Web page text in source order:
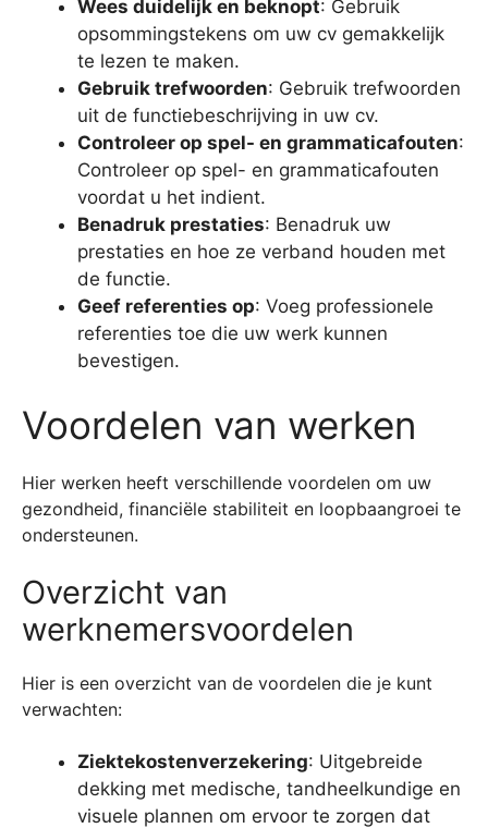
Wees duidelijk en beknopt: Gebruik
opsommingstekens om uw cv gemakkelijk
te lezen te maken.
Gebruik trefwoorden: Gebruik trefwoorden
uit de functiebeschrijving in uw cv.
Controleer op spel- en grammaticafouten:
Controleer op spel- en grammaticafouten
voordat u het indient.
Benadruk prestaties: Benadruk uw
prestaties en hoe ze verband houden met
de functie.
Geef referenties op: Voeg professionele
referenties toe die uw werk kunnen
bevestigen.
Voordelen van werken
Hier werken heeft verschillende voordelen om uw
gezondheid, financiële stabiliteit en loopbaangroei te
ondersteunen.
Overzicht van
werknemersvoordelen
Hier is een overzicht van de voordelen die je kunt
verwachten:
Ziektekostenverzekering: Uitgebreide
dekking met medische, tandheelkundige en
visuele plannen om ervoor te zorgen dat